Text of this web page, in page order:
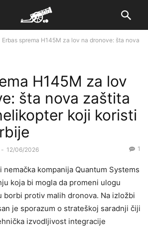
Erbas sprema H145M za lov na dronove: šta nova
H145M za lov
šta nova zaštita
koji koristi
- 12/06/2026 1
kompanija Quantum Systems
koja bi mogla da promeni ulogu
borbi protiv malih dronova. Na izložbi
je sporazum o strateškoj saradnji čiji
izvodljivost integracije